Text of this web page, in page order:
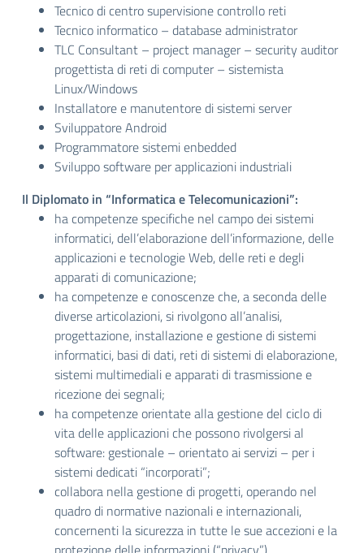
Tecnico di centro supervisione controllo reti
Tecnico informatico – database administrator
TLC Consultant – project manager – security auditor
progettista di reti di computer – sistemista
Linux/Windows
Installatore e manutentore di sistemi server
Sviluppatore Android
Programmatore sistemi enbedded
Sviluppo software per applicazioni industriali
Il Diplomato in “Informatica e Telecomunicazioni”:
ha competenze specifiche nel campo dei sistemi
informatici, dell’elaborazione dell’informazione, delle
applicazioni e tecnologie Web, delle reti e degli
apparati di comunicazione;
ha competenze e conoscenze che, a seconda delle
diverse articolazioni, si rivolgono all’analisi,
progettazione, installazione e gestione di sistemi
informatici, basi di dati, reti di sistemi di elaborazione,
sistemi multimediali e apparati di trasmissione e
ricezione dei segnali;
ha competenze orientate alla gestione del ciclo di
vita delle applicazioni che possono rivolgersi al
software: gestionale – orientato ai servizi – per i
sistemi dedicati “incorporati”;
collabora nella gestione di progetti, operando nel
quadro di normative nazionali e internazionali,
concernenti la sicurezza in tutte le sue accezioni e la